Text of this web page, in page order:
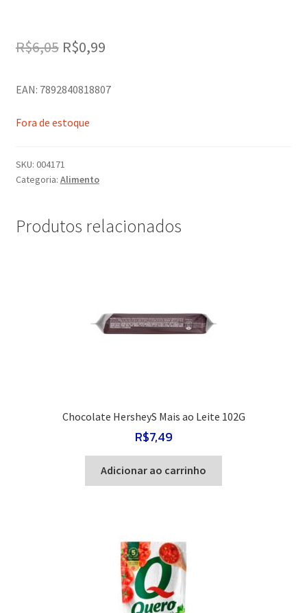
R$6,05 O
original
era:
R$0,99O
atual
EAN: 7892840818807
Fora de estoque
SKU: 004171
Categoria: Alimento
Produtos relacionados
Chocolate HersheyS Mais ao Leite 102G
R$7,49
Adicionar ao carrinho